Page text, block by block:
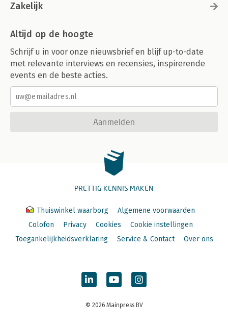
Zakelijk
Altijd op de hoogte
Schrijf u in voor onze nieuwsbrief en blijf up-to-date
met relevante interviews en recensies, inspirerende
events en de beste acties.
Aanmelden
PRETTIG KENNIS MAKEN
Thuiswinkel waarborg
Algemene voorwaarden
Colofon
Privacy Cookies
Cookie instellingen
Toegankelijkheidsverklaring
Service & Contact Over ons
© 2026 Mainpress BV